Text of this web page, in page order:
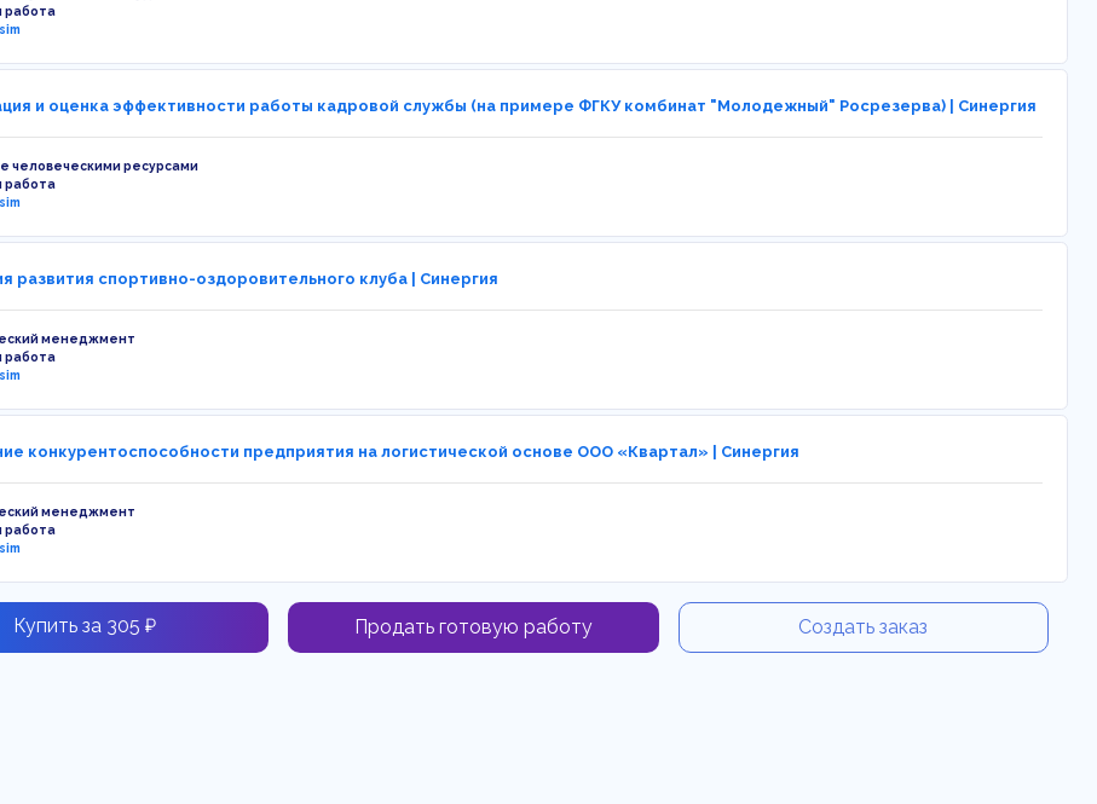
работа
и оценка эффективности работы кадровой службы (на примере ФГКУ комбинат "Молодежный" Росрезерва) | Синергия
человеческими ресурсами
работа
развития спортивно-оздоровительного клуба | Синергия
менеджмент
работа
конкурентоспособности предприятия на логистической основе ООО «Квартал» | Синергия
менеджмент
работа
Купить за 305 ₽ Продать готовую работу Создать заказ